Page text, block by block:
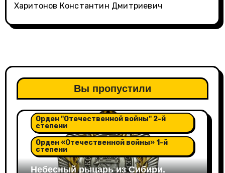
Харитонов Константин Дмитриевич
Вы пропустили
Орден "Александра Невского"
Орден "Отечественной войны" 2-й
степени
Орден «Отечественной войны» 1-й
степени
Небесный рыцарь из Сибири.